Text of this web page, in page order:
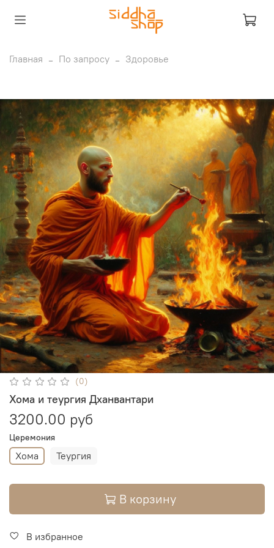
Главная По запросу Здоровье
(0)
Хома и теургия Дханвантари
3200.00 руб
Церемония
Хома Теургия
В корзину
В избранное